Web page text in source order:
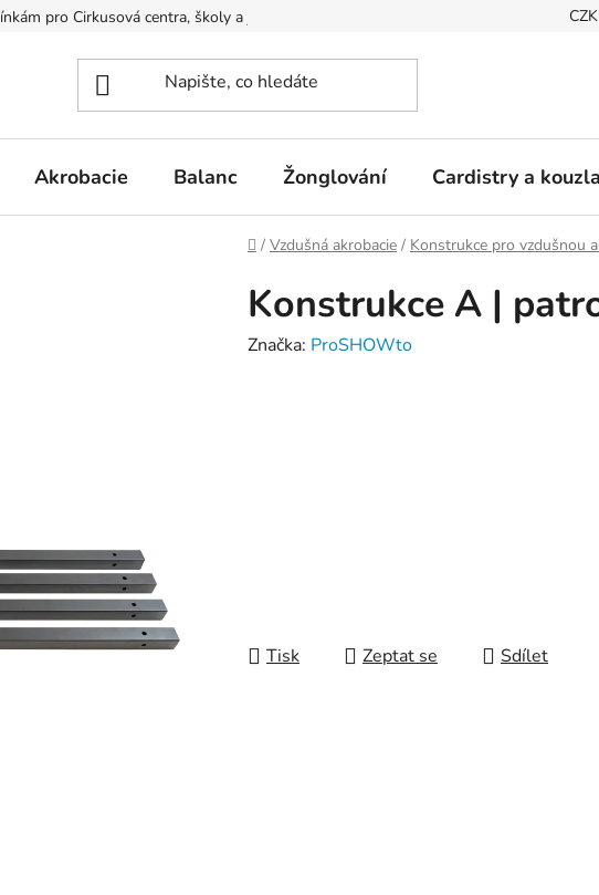
pro Cirkusová centra, školy a jiné organizace Podmínky ochrany osobníchCZK
Akrobacie Balanc Žonglování Cardistry a kouzla
Domů
/ Vzdušná akrobacie / Konstrukce pro vzdušnou
Konstrukce A |
Značka: ProSHOWto
Tisk Zeptat se Sdílet